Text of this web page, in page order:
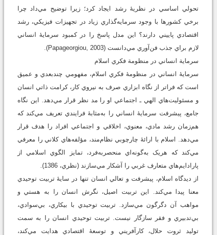
تحولي اساسي در نظريۀ رشد ايجاد کرد؛ زيرا توضيح مي‌داد چرا
برخي کشورها با وجود سرمايه‌گذاري زياد در تجهيزات فيزيکي، رشد
اقتصادي پاييني دارند؟ اين مدل پاسخ را در کمبود سرمايۀ انساني
لازم براي جذب فن‌آوري مي‌دانست (Papageorgiou, 2003).
سرماية انساني در منظومة فکري اسلام
سرمايۀ انساني در منظومۀ فکري اسلام، مفهومي چندبعدي و عميق
است که فراتر از نگاه ابزاري صرف به نيروي کار، کرامت ذاتي انسان
و مسئوليت‌هاي الهي ـ اجتماعي او را مد نظر قرار مي‌دهد. اين نگاه
جامع، پيشرفت سرمايۀ انساني را به‌مثابۀ فرايندي تعريف مي‌کند که
هم‌زمان رشد مادي، معنوي، اخلاقي و اجتماعي افراد را هدف قرار
مي‌دهد. اسلام با ارائۀ چارچوبي نظام‌مند، مؤلفه‌هاي کلاني را معرفي
مي‌کند که هريک به‌گونه‌اي منحصربه‌فرد، تمايز الگوي اسلامي از
پارادايم‌هاي متعارف غربي را آشکار مي‌سازند (نظري، 1386).
از ديدگاه اسلام، پيشرفت و تعالي انسان تنها در سايۀ تربيت توحيدي
معنا پيدا مي‌کند. اين تربيت اصيل، نگرش انسان را به هستي و
مواهب آن دگرگون مي‌سازد. تربيت توحيدي با بيکاري، بي‌سوادي،
بي‌تدبيري و فقر سازگار نيست. تربيت توحيدي انسان را به سمت
توليد ثروت حلال، کارآفريني و توسعۀ اقتصادي هدايت مي‌کند،